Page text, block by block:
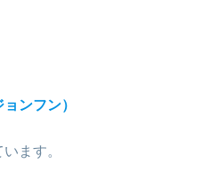
ンフン）
ます。